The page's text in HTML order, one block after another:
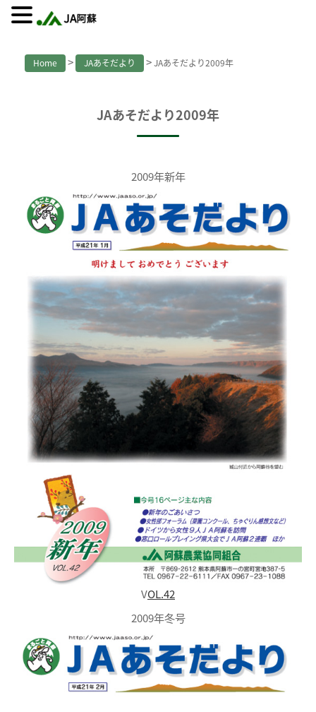
Home > JAあそだより >JAあそだより2009年
JAあそだより2009年
2009年新年
VOL.42
2009年冬号